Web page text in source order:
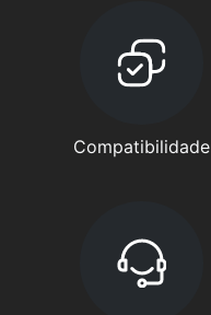
Compatibilidade